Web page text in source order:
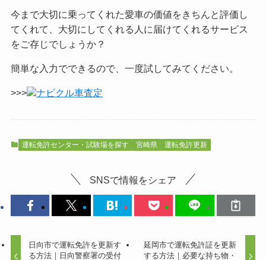
今まで大切に乗ってくれた愛車の価値をきちんと評価し
てくれて、大切にしてくれる人に届けてくれるサービス
をご存じでしょうか？
簡単な入力でできるので、一度試してみてください。
>>> ナビクル車査定
運転免許センター・試験場を探す 宮崎県 運転免許更新
SNSで情報をシェア
日向市で運転免許を更新す
る方法｜日向警察署の受付
延岡市で運転免許証を更新
する方法｜必要な持ち物・